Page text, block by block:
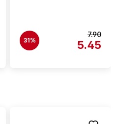
31%
7.90
5.45